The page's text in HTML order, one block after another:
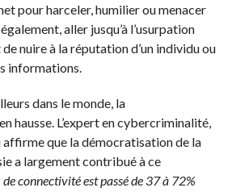
pour harceler, humilier ou menacer
aller jusqu’à l’usurpation
nuire à la réputation d’un individu ou
informations.
dans le monde, la
hausse. L’expert en cybercriminalité,
que la démocratisation de la
a largement contribué à ce
de connectivité est passé de 37 à 72%